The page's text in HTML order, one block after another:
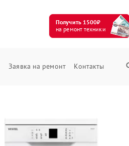
Получить 1500₽
на ремонт техники
Заявка на ремонт Контакты